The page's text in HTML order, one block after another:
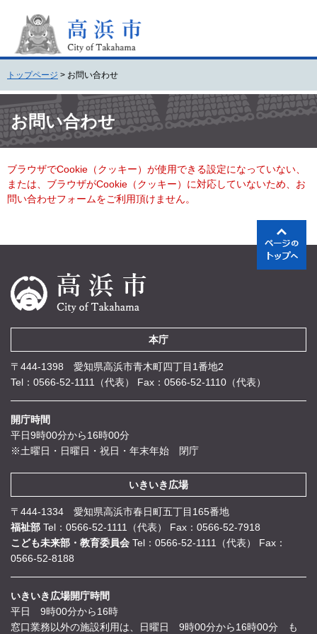
頭
で
す
。
飛
ば
し
て
本
へ
トップページ > お問い合わせ
文 お問い合わせ
ブラウザでCookie（クッキー）が使用できる設定になっていない、
または、ブラウザがCookie（クッキー）に対応していないため、お
問い合わせフォームをご利用頂けません。
本庁
〒444-1398 愛知県高浜市青木町四丁目1番地2
Tel：0566-52-1111（代表）
Fax：0566-52-1110（代表）
開庁時間
平日9時00分から16時00分
※土曜日・日曜日・祝日・年末年始 閉庁
いきいき広場
〒444-1334 愛知県高浜市春日町五丁目165番地
福祉部 Tel：0566-52-1111（代表）
Fax：0566-52-7918
こども未来部・教育委員会 Tel：0566-52-1111（代表）
Fax：
0566-52-8188
いきいき広場開庁時間
平日 9時00分から16時
窓口業務以外の施設利用は、日曜日 9時00分から16時00分 も